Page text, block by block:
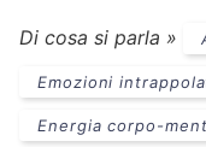
Di cosa si parla »
Emozioni
Energia corpo-